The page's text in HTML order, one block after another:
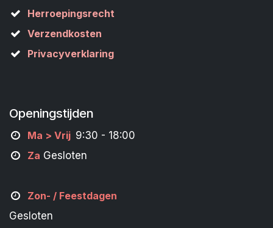
Herroepingsrecht
Verzendkosten
Privacyverklaring
Openingstijden
Ma > Vrij 9:30 - 18:00
Za Gesloten
Zon- / Feestdagen
Gesloten